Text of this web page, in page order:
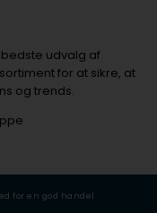
udvalg af
for at sikre, at
og trends.
for en god handel